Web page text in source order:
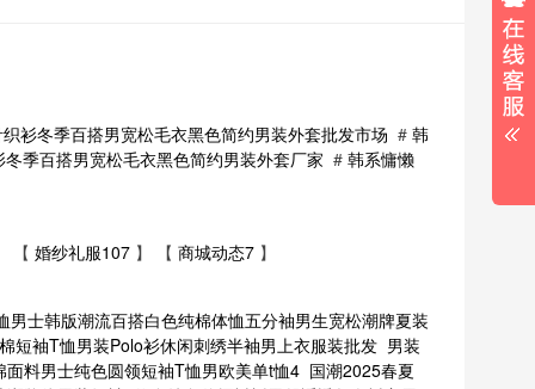
衫冬季百搭男宽松毛衣黑色简约男装外套批发市场 # 韩
季百搭男宽松毛衣黑色简约男装外套厂家 # 韩系慵懒
【 婚纱礼服107 】 【 商城动态7 】
男士韩版潮流百搭白色纯棉体恤五分袖男生宽松潮牌夏装
短袖T恤男装Polo衫休闲刺绣半袖男上衣服装批发 男装
料男士纯色圆领短袖T恤男欧美单t恤4 国潮2025春夏